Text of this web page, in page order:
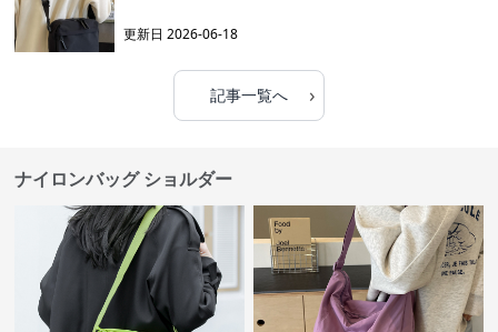
更新日2026-06-18
記事一覧へ ›
ナイロンバッグ ショルダー